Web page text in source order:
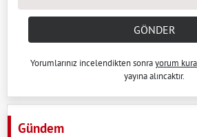
GÖNDER
Yorumlarınız incelendikten sonrayorum
yayına alıncaktır.
Gündem